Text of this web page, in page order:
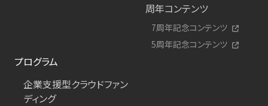
周年コンテンツ
7周年記念コンテンツ
5周年記念コンテンツ
プログラム
企業支援型クラウドファン
ディング